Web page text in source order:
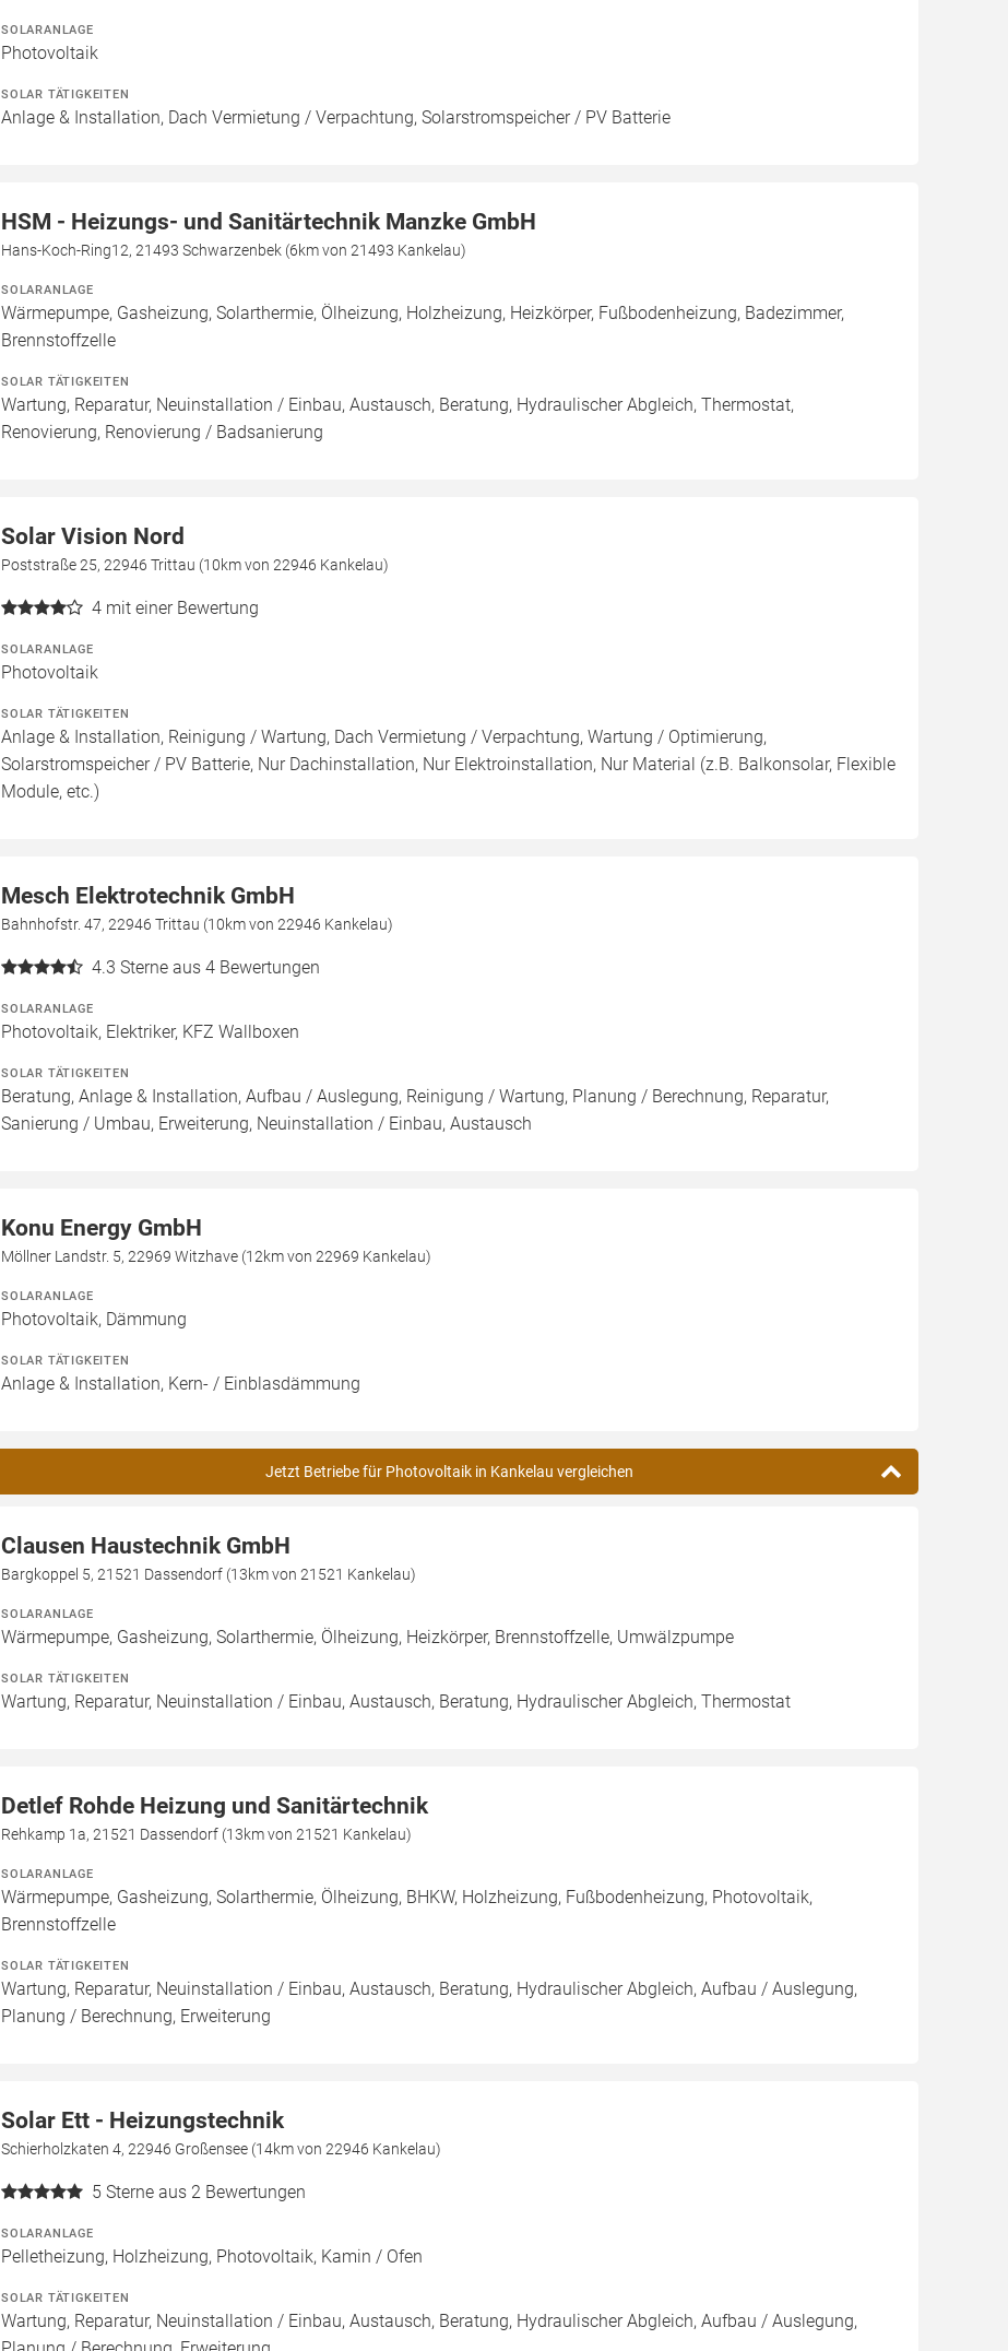
SOLARANLAGE
Photovoltaik
SOLAR TÄTIGKEITEN
Anlage & Installation, Dach Vermietung / Verpachtung, Solarstromspeicher / PV Batterie
HSM - Heizungs- und Sanitärtechnik Manzke GmbH
Hans-Koch-Ring12, 21493 Schwarzenbek (6km von 21493 Kankelau)
SOLARANLAGE
Wärmepumpe, Gasheizung, Solarthermie, Ölheizung, Holzheizung, Heizkörper, Fußbodenheizung, Badezimmer,
Brennstoffzelle
SOLAR TÄTIGKEITEN
Wartung, Reparatur, Neuinstallation / Einbau, Austausch, Beratung, Hydraulischer Abgleich, Thermostat,
Renovierung, Renovierung / Badsanierung
Solar Vision Nord
Poststraße 25, 22946 Trittau (10km von 22946 Kankelau)
4 mit einer Bewertung
SOLARANLAGE
Photovoltaik
SOLAR TÄTIGKEITEN
Anlage & Installation, Reinigung / Wartung, Dach Vermietung / Verpachtung, Wartung / Optimierung,
Solarstromspeicher / PV Batterie, Nur Dachinstallation, Nur Elektroinstallation, Nur Material (z.B. Balkonsolar, Flexible
Module, etc.)
Mesch Elektrotechnik GmbH
Bahnhofstr. 47, 22946 Trittau (10km von 22946 Kankelau)
4.3 Sterne aus 4 Bewertungen
SOLARANLAGE
Photovoltaik, Elektriker, KFZ Wallboxen
SOLAR TÄTIGKEITEN
Beratung, Anlage & Installation, Aufbau / Auslegung, Reinigung / Wartung, Planung / Berechnung, Reparatur,
Sanierung / Umbau, Erweiterung, Neuinstallation / Einbau, Austausch
Konu Energy GmbH
Möllner Landstr. 5, 22969 Witzhave (12km von 22969 Kankelau)
SOLARANLAGE
Photovoltaik, Dämmung
SOLAR TÄTIGKEITEN
Anlage & Installation, Kern- / Einblasdämmung
Jetzt Betriebe für Photovoltaik in Kankelau vergleichen
Clausen Haustechnik GmbH
Bargkoppel 5, 21521 Dassendorf (13km von 21521 Kankelau)
SOLARANLAGE
Wärmepumpe, Gasheizung, Solarthermie, Ölheizung, Heizkörper, Brennstoffzelle, Umwälzpumpe
SOLAR TÄTIGKEITEN
Wartung, Reparatur, Neuinstallation / Einbau, Austausch, Beratung, Hydraulischer Abgleich, Thermostat
Detlef Rohde Heizung und Sanitärtechnik
Rehkamp 1a, 21521 Dassendorf (13km von 21521 Kankelau)
SOLARANLAGE
Wärmepumpe, Gasheizung, Solarthermie, Ölheizung, BHKW, Holzheizung, Fußbodenheizung, Photovoltaik,
Brennstoffzelle
SOLAR TÄTIGKEITEN
Wartung, Reparatur, Neuinstallation / Einbau, Austausch, Beratung, Hydraulischer Abgleich, Aufbau / Auslegung,
Planung / Berechnung, Erweiterung
Solar Ett - Heizungstechnik
Schierholzkaten 4, 22946 Großensee (14km von 22946 Kankelau)
5 Sterne aus 2 Bewertungen
SOLARANLAGE
Pelletheizung, Holzheizung, Photovoltaik, Kamin / Ofen
SOLAR TÄTIGKEITEN
Wartung, Reparatur, Neuinstallation / Einbau, Austausch, Beratung, Hydraulischer Abgleich, Aufbau / Auslegung,